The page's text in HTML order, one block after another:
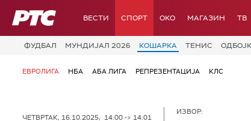
РТС ВЕСТИ СПОРТ OKO МАГАЗИН ТВ
ФУДБАЛ МУНДИЈАЛ 2026 КОШАРКА ТЕНИС
ЕВРОЛИГА НБА АБА ЛИГА РЕПРЕЗЕНТАЦИЈА КЛС
ЧЕТВРТАК, 16.10.2025, 14:00 -> 14:01
ИЗВОР: